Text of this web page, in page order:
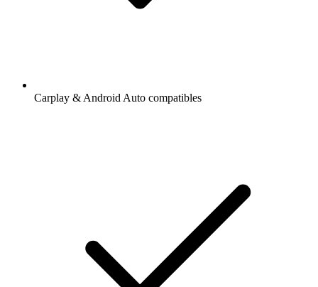
Carplay & Android Auto compatibles